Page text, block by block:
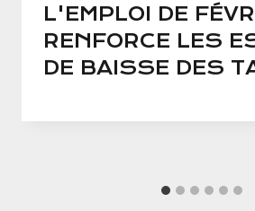
L'EMPLOI DE
RENFORCE LES
DE BAISSE DES